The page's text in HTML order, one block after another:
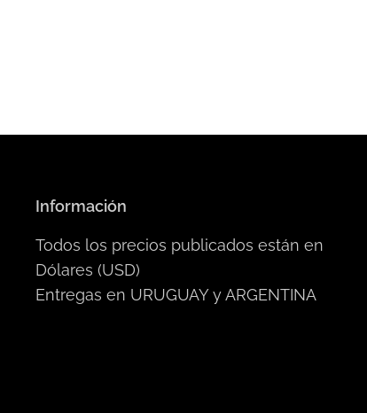
Información
Todos los precios publicados están en
Dólares (USD)
Entregas en URUGUAY y ARGENTINA